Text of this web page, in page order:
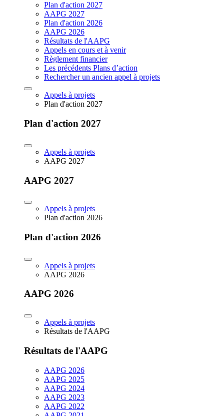
Plan d'action 2027
AAPG 2027
Plan d'action 2026
AAPG 2026
Résultats de l'AAPG
Appels en cours et à venir
Règlement financier
Les précédents Plans d’action
Rechercher un ancien appel à projets
Appels à projets
Plan d'action 2027
Plan d'action 2027
Appels à projets
AAPG 2027
AAPG 2027
Appels à projets
Plan d'action 2026
Plan d'action 2026
Appels à projets
AAPG 2026
AAPG 2026
Appels à projets
Résultats de l'AAPG
Résultats de l'AAPG
AAPG 2026
AAPG 2025
AAPG 2024
AAPG 2023
AAPG 2022